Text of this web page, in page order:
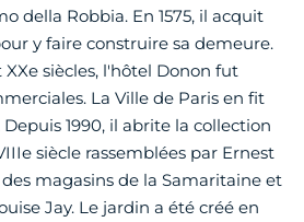
della Robbia. En 1575, il acquit
y faire construire sa demeure.
XXe siècles, l'hôtel Donon fut
La Ville de Paris en fit
1990, il abrite la collection
siècle rassemblées par Ernest
magasins de la Samaritaine et
Jay. Le jardin a été créé en